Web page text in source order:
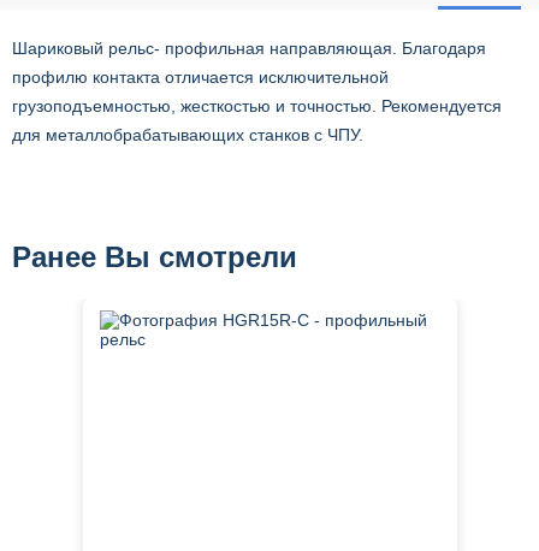
Шариковый рельс- профильная направляющая. Благодаря
профилю контакта отличается исключительной
грузоподъемностью, жесткостью и точностью. Рекомендуется
для металлобрабатывающих станков с ЧПУ.
Ранее Вы смотрели